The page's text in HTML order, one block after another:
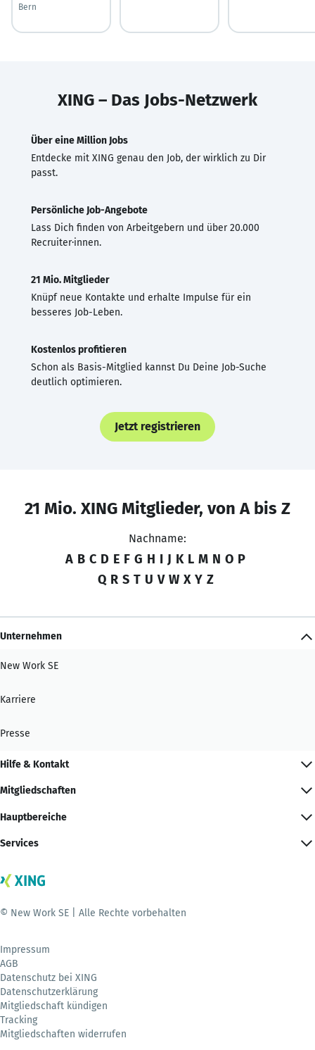
Bern
XING – Das Jobs-Netzwerk
Über eine Million Jobs
Entdecke mit XING genau den Job, der wirklich zu Dir
passt.
Persönliche Job-Angebote
Lass Dich finden von Arbeitgebern und über 20.000
Recruiter·innen.
21 Mio. Mitglieder
Knüpf neue Kontakte und erhalte Impulse für ein
besseres Job-Leben.
Kostenlos profitieren
Schon als Basis-Mitglied kannst Du Deine Job-Suche
deutlich optimieren.
Jetzt registrieren
21 Mio. XING Mitglieder, von A bis Z
Nachname:
A B C D E F G H I J K L M N O P
Q R S T U V W X Y Z
Unternehmen
New Work SE
Karriere
Presse
Hilfe & Kontakt
Mitgliedschaften
Hauptbereiche
Services
© New Work SE | Alle Rechte vorbehalten
Impressum
AGB
Datenschutz bei XING
Datenschutzerklärung
Mitgliedschaft kündigen
Tracking
Mitgliedschaften widerrufen